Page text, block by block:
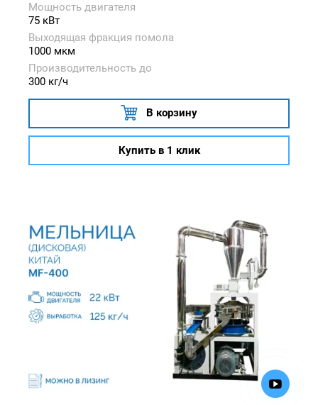
Мощность двигателя
75 кВт
Выходящая фракция помола
1000 мкм
Производительность до
300 кг/ч
В корзину
Купить в 1 клик